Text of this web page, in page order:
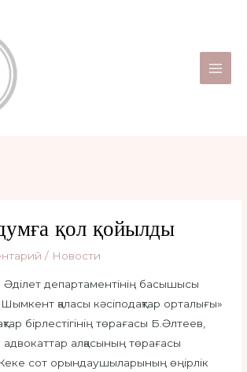
қол қойылды
/ Новости
департаментінің басышысы
қаласы кәсіподақтар орталығы»
бірлестігінің төрағасы Б.Әлтеев,
алқасының төрағасы
сот орындаушыларының өңірлік